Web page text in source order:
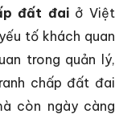
đất đaiở Việt
tố khách quan
trong quản lý,
chấp đất đai
còn ngày càng